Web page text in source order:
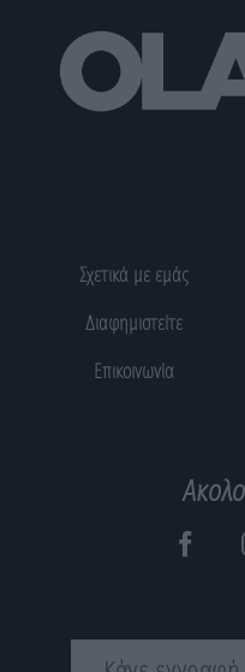
Σχετικά με εμάς
Διαφημιστείτε
Επικοινωνία